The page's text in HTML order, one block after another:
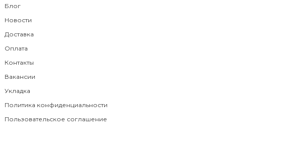
Блог
Новости
Доставка
Оплата
Контакты
Вакансии
Укладка
Политика конфиденциальности
Пользовательское соглашение